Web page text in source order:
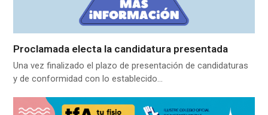
Proclamada electa la candidatura presentada
Una vez finalizado el plazo de presentación de candidaturas
y de conformidad con lo establecido…